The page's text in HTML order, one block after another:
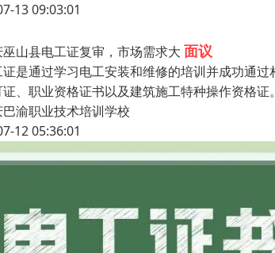
13 09:03:01
山县电工证复审，市场需求大 面议
是通过学习电工安装和维修的培训并成功通
、职业资格证书以及建筑施工特种操作资格
渝职业技术培训学校
12 05:36:01